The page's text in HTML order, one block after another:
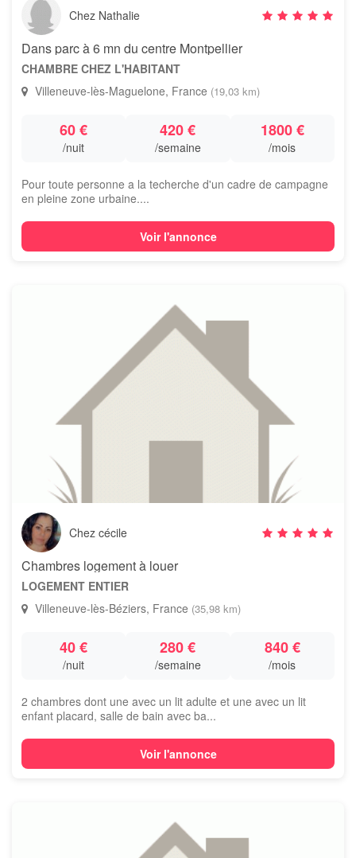
Chez Nathalie
Dans parc à 6 mn du centre Montpellier
CHAMBRE CHEZ L'HABITANT
Villeneuve-lès-Maguelone, France (19,03 km)
60 €
/nuit
420 €
/semaine
1800 €
/mois
Pour toute personne a la techerche d'un cadre de campagne
en pleine zone urbaine....
Voir l'annonce
Chez cécile
Chambres logement à louer
LOGEMENT ENTIER
Villeneuve-lès-Béziers, France (35,98 km)
40 €
/nuit
280 €
/semaine
840 €
/mois
2 chambres dont une avec un lit adulte et une avec un lit
enfant placard, salle de bain avec ba...
Voir l'annonce